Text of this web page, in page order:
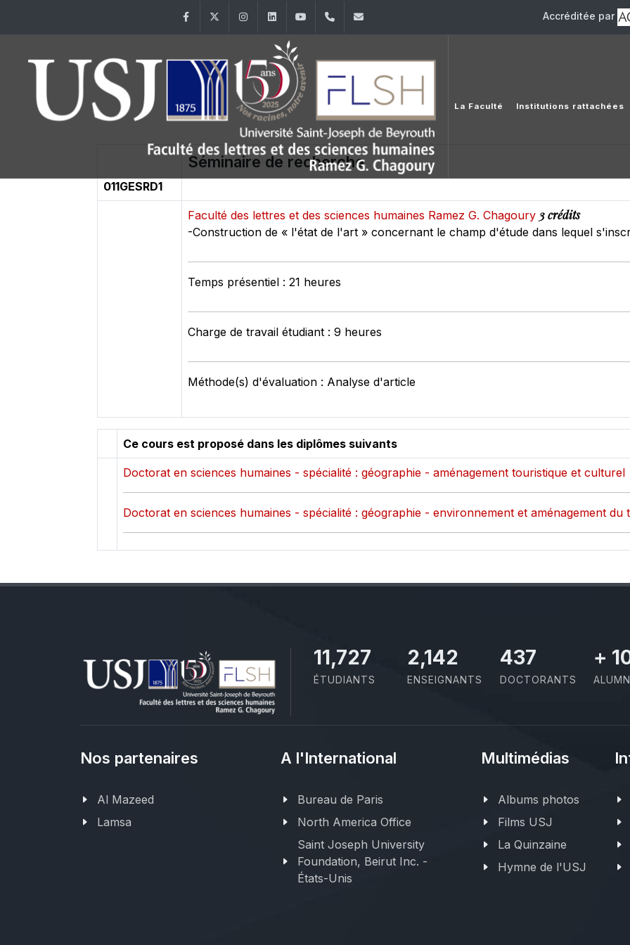
FacebookTwitter InstagramLinkedInYouTube+961 (1) 421 000 Accréditée par
La Faculté Institutions rattachées
011GESRD1
Séminaire de recherche
Faculté des lettres et des sciences humaines Ramez G. Chagoury 3 crédits
-Construction de « l'état de l'art » concernant le champ d'étude dans lequel
Temps présentiel : 21 heures
Charge de travail étudiant : 9 heures
Méthode(s) d'évaluation : Analyse d'article
Ce cours est proposé dans les diplômes suivants
Doctorat en sciences humaines - spécialité : géographie - aménagement touristique et culturel
Doctorat en sciences humaines - spécialité : géographie - environnement et aménagement du
11,727
ÉTUDIANTS
2,142
ENSEIGNANTS
437
DOCTORANTS
+
Nos partenaires
Al Mazeed
Lamsa
A l'International
Bureau de Paris
North America Office
Saint Joseph University
Foundation, Beirut Inc. -
États-Unis
Multimédias
Albums photos
Films USJ
La Quinzaine
Hymne de l'USJ